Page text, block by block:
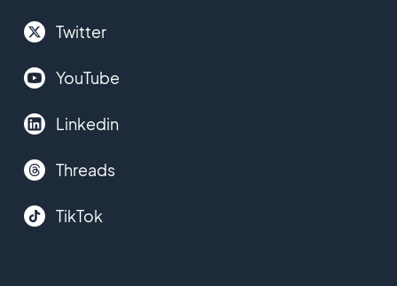
Twitter
YouTube
Linkedin
Threads
TikTok